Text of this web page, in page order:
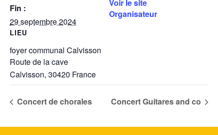
Fin :
29 septembre 2024
LIEU
foyer communal Calvisson
Route de la cave
Calvisson, 30420 France
Voir le site
Organisateur
Concert de chorales Concert Guitares and co